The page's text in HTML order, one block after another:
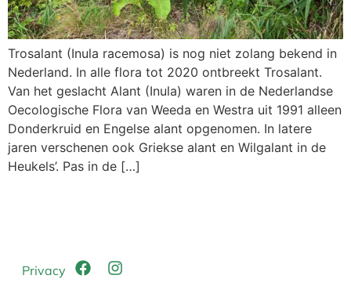
Trosalant (Inula racemosa) is nog niet zolang bekend in
Nederland. In alle flora tot 2020 ontbreekt Trosalant.
Van het geslacht Alant (Inula) waren in de Nederlandse
Oecologische Flora van Weeda en Westra uit 1991 alleen
Donderkruid en Engelse alant opgenomen. In latere
jaren verschenen ook Griekse alant en Wilgalant in de
Heukels’. Pas in de […]
Privacy